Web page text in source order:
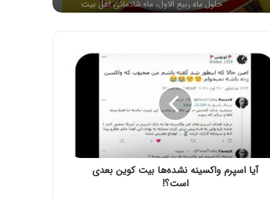
اربعین حسینی تسلیت باد
علیه السلام تسلیت باد
آیا می دانید که سیزده بدر روز جشن یهود به
مناسبت کشتار 500 هزار ایرانی است!
۱۲ فروردین روز جمهوری اسلامی ایران مبارک
باد
آیا اسپرم واکسینه نشده‌ها بیت کوین بعدی
است؟!